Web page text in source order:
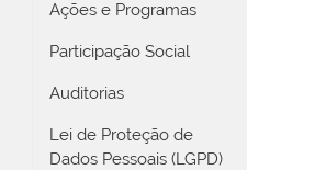
Ações e Programas
Participação Social
Auditorias
Lei de Proteção de
Dados Pessoais (LGPD)